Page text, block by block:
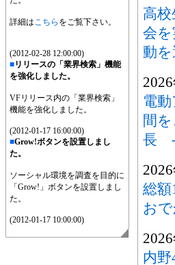
詳細はこちら をご覧下さい。
(2012-02-28 12:00:00)
■リリースの「業界検索」機能
を強化しました。
VFリリース内の「業界検索」
機能を強化しました。
(2012-01-17 16:00:00)
■Grow!ボタンを設置しまし
た。
ソーシャル環境を調査を目的に
「Grow!」ボタンを設置しまし
た。
(2012-01-17 10:00:00)
高
会
動
電
間
長 -
総額
お
内